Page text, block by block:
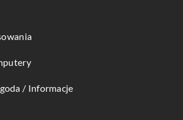
/ Informacje